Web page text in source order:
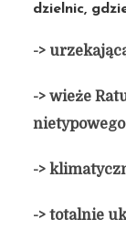
dzielnic,
->
-> wieże
->
-> totalnie